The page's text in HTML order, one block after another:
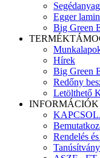
Egger
Big Green
Hírek
Big Green
Redőny
Letölthető
INFORMÁCIÓK
Rendelés